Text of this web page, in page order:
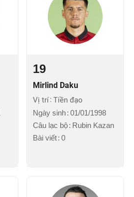
19
Mirlind Daku
Vị trí Tiền đạo
Ngày sinh 01/01/1998
Câu lạc bộ Rubin Kazan
Bài viết 0